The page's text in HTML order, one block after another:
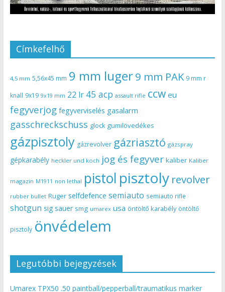
Címkefelhő
4,5 mm 5,56x45 mm 9 mm luger9 mm PAK 9 mm r
knall 9x19 9x19 mm 22 lr 45 acp assault rifle ccw eu
fegyverjog fegyverviselés gasalarm
gasschreckschuss glock gumilövedékes
gázpisztoly gázrevolver gázriasztó gázspray
gépkarabély heckler und koch jog és fegyver kaliber Kaliber
magazin M1911 non lethal pistol pisztoly revolver
rubber bullet Ruger selfdefence semiauto semiauto rifle
shotgun sig sauer smg umarex usa öntöltő karabély öntöltő
pisztoly önvédelem
Legutóbbi bejegyzések
Umarex TPX50 .50 paintball/pepperball/traumatikus marker